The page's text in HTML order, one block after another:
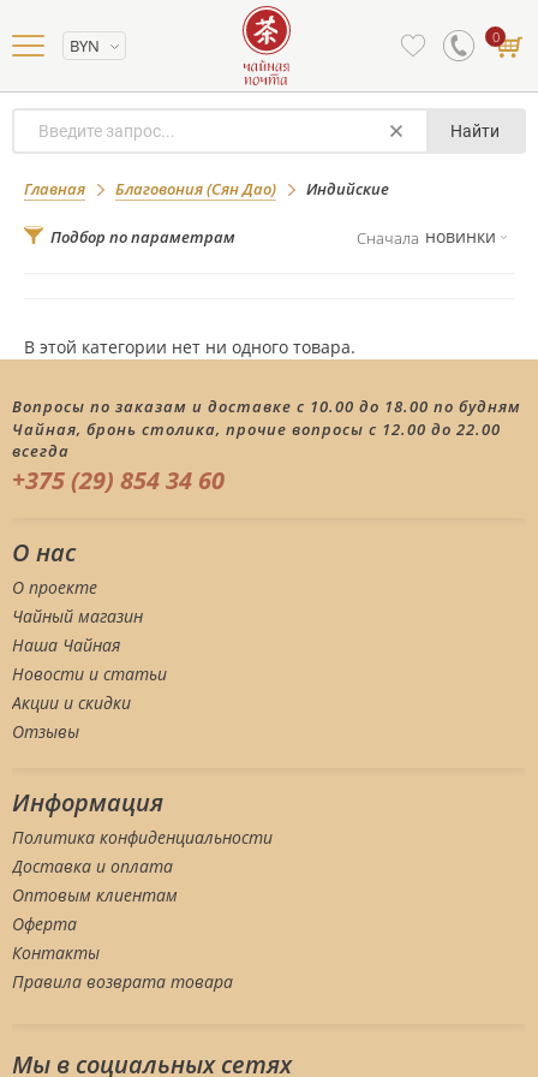
BYN 0
Найти
Главная Благовония (Сян Дао) Индийские
Индийские
Подбор по параметрам Сначала новинки
В этой категории нет ни одного товара.
Вопросы по заказам и доставке с 10.00 до 18.00 по будням
Чайная, бронь столика, прочие вопросы с 12.00 до 22.00
всегда
+375 (29) 854 34 60
О нас
О проекте
Чайный магазин
Наша Чайная
Новости и статьи
Акции и скидки
Отзывы
Информация
Политика конфиденциальности
Доставка и оплата
Оптовым клиентам
Оферта
Контакты
Правила возврата товара
Мы в социальных сетяx